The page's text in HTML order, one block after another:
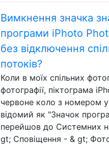
Вимкнення значка
програми iPhoto
без відключення
потоків?
Коли в моїх спільних
фотографії, піктограма
червоне коло з номером
відомий як "Значок
перейшов до Системних
gt; Сповіщення - & gt;